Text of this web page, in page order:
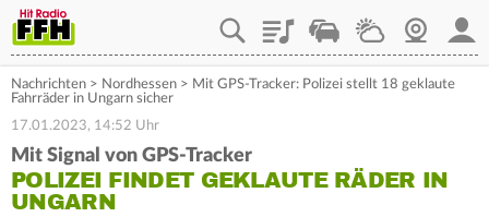
PlaylistStaupilotWetterWebcam
Nachrichten > Nordhessen > Mit GPS-Tracker: Polizei stellt 18 geklaute
Fahrräder in Ungarn sicher
17.01.2023, 14:52 Uhr
Mit Signal von GPS-Tracker
POLIZEI FINDET GEKLAUTE RÄDER IN
UNGARN